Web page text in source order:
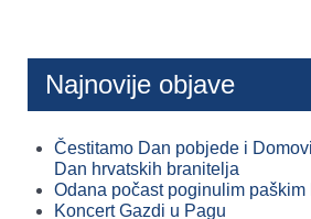
Najnovije objave
Čestitamo Dan pobjede i
Dan hrvatskih branitelja
Odana počast poginulim paškim
Koncert Gazdi u Pagu